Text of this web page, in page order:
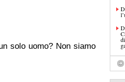
solo uomo? Non siamo